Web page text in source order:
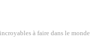
à faire dans le monde